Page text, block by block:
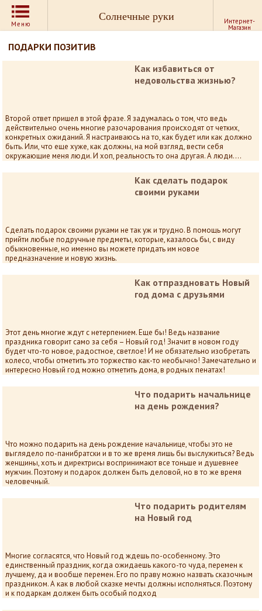
Меню
Солнечные руки Интернет-
Магазин
ПОДАРКИ ПОЗИТИВ
Как избавиться от
недовольства жизнью?
Второй ответ пришел в этой фразе. Я задумалась о том, что ведь
действительно очень многие разочарования происходят от четких,
конкретных ожиданий. Я настраиваюсь на то, как будет или как должно
быть. Или, что еще хуже, как должны, на мой взгляд, вести себя
окружающие меня люди. И хоп, реальность то она другая. А люди….
Как сделать подарок
своими руками
Сделать подарок своими руками не так уж и трудно. В помощь могут
прийти любые подручные предметы, которые, казалось бы, с виду
обыкновенные, но именно вы можете придать им новое
предназначение и новую жизнь.
Как отпраздновать Новый
год дома с друзьями
Этот день многие ждут с нетерпением. Еще бы! Ведь название
праздника говорит само за себя – Новый год! Значит в новом году
будет что-то новое, радостное, светлое! И не обязательно изобретать
колесо, чтобы отметить это торжество как-то необычно! Замечательно и
интересно Новый год можно отметить дома, в родных пенатах!
Что подарить начальнице
на день рождения?
Что можно подарить на день рождение начальнице, чтобы это не
выглядело по-панибратски и в то же время лишь бы выслужиться? Ведь
женщины, хоть и директрисы воспринимают все тоньше и душевнее
мужчин. Поэтому и подарок должен быть деловой, но в то же время
человечный.
Что подарить родителям
на Новый год
Многие согласятся, что Новый год ждешь по-особенному. Это
единственный праздник, когда ожидаешь какого-то чуда, перемен к
лучшему, да и вообще перемен. Его по праву можно назвать сказочным
праздником. А как в любой сказке мечты должны исполняться. Поэтому
и к подаркам должен быть особый подход